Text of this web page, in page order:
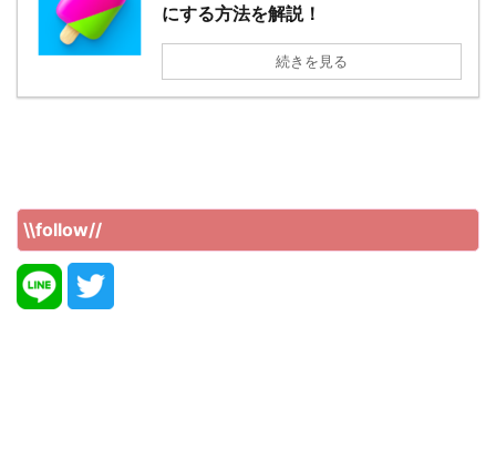
にする方法を解説！
続きを見る
\\follow//